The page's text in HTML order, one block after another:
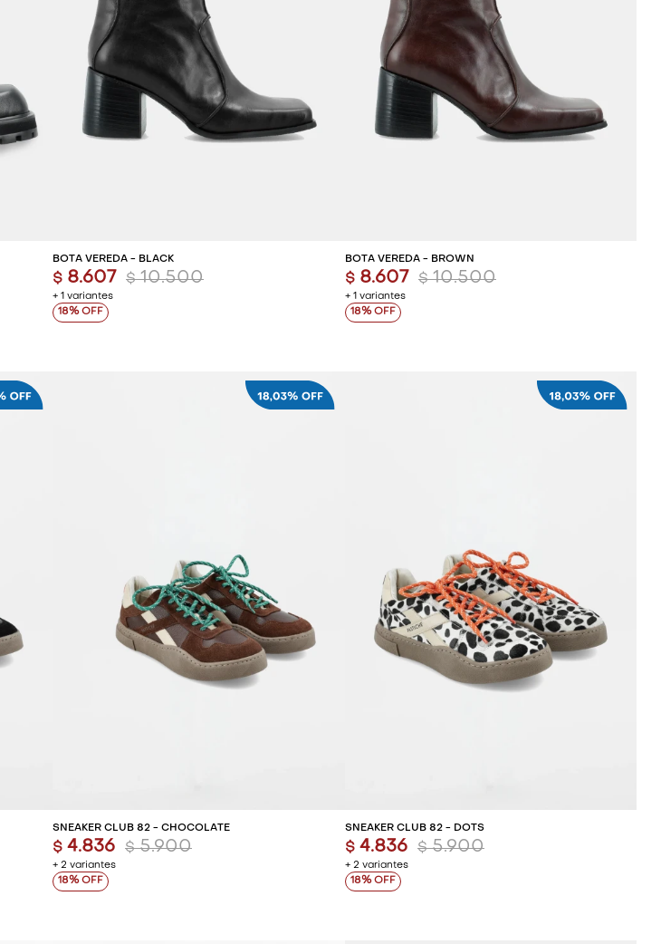
BOTA VEREDA - BLACK
+ 1 variantes
$ 8.607 $ 10.500
18
BOTA VEREDA - BROWN
+ 1 variantes
$ 8.607 $ 10.500
18
SNEAKER CLUB 82 - CHOCOLATE
+ 2 variantes
$ 4.836 $ 5.900
18
SNEAKER CLUB 82 - DOTS
+ 2 variantes
$ 4.836 $ 5.900
18